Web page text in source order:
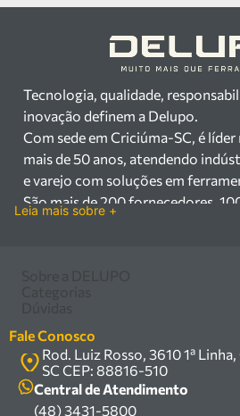
Tecnologia, qualidade,
inovação definem a Delupo.
Com sede em Criciúma-SC, é líder
mais de 50 anos, atendendo
e varejo com soluções em
São mais de 200 fornecedores,
equipamentos industriais no Sul
Criciúma – SC, atendemos os
setores industrial e varejista com
produtos à pronta entrega.
Trabalhamos com mais de 200
Leia mais sobre +
Marcas
Política de privacidade
Política de entrega
Termos e condições
Serra circular
Compressor
Caixa Organizadora
Carrinho Armazém
Como comprar
Central de ajuda
Troca, devolução e garantia
Fale Conosco
Rod. Luiz Rosso, 3610 1ª
SC CEP: 88816-510
Central de Atendimento
(48) 3431-5800